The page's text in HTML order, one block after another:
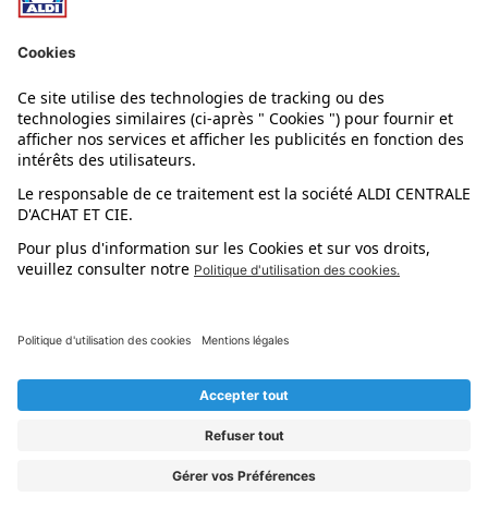
Nos rayons
Nos marques
Nos astuces
Évènements
L'application mobile